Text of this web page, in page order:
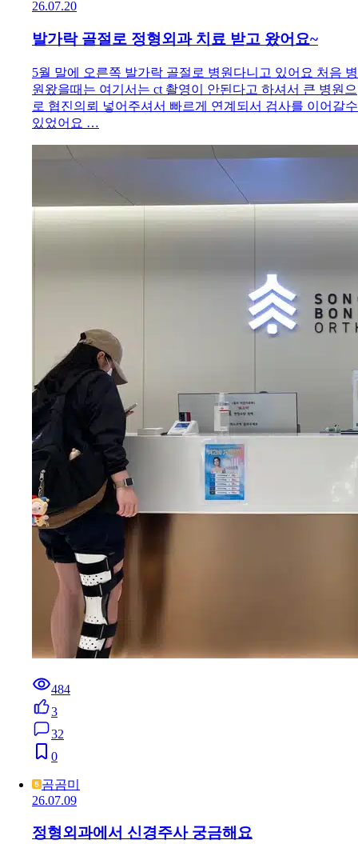
26.07.20
발가락 골절로 정형외과 치료 받고 왔어요~
5월 말에 오른쪽 발가락 골절로 병원다니고 있어요 처음 병
원왔을때는 여기서는 ct 촬영이 안된다고 하셔서 큰 병원으
로 협진의뢰 넣어주셔서 빠르게 연계되서 검사를 이어갈수
있었어요 …
484
3
32
0
곰곰미
26.07.09
정형외과에서 신경주사 궁금해요